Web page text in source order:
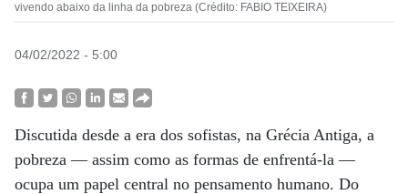
vivendo abaixo da linha da pobreza (Crédito: FABIO TEIXEIRA)
04/02/2022 - 5:00
Discutida desde a era dos sofistas, na Grécia Antiga, a
pobreza — assim como as formas de enfrentá-la —
ocupa um papel central no pensamento humano. Do